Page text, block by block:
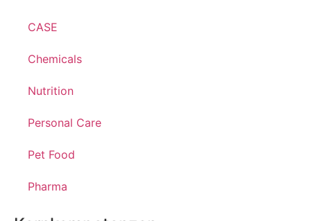
CASE
Chemicals
Nutrition
Personal Care
Pet Food
Pharma